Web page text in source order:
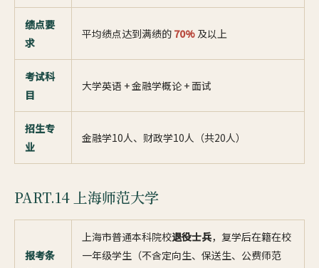
绩点要
求
平均绩点达到满绩的 70% 及以上
考试科
目
大学英语 + 金融学概论 + 面试
招生专
业
金融学10人、财政学10人（共20人）
PART.14 上海师范大学
报考条
上海市普通本科院校退役士兵，复学后在籍在校
一年级学生（不含定向生、保送生、公费师范